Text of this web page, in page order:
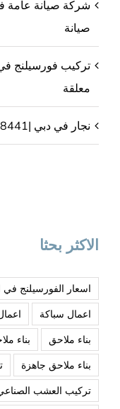
صيانة
معلقة
نجار في دبي |0503418441| نجار رخيص في دبي
الاكثر بحثا
اسعار الفورسيلنج في
اعمال سباكة
بناء ملاحق
بناء
بناء ملاحق جاهزة
تركيب العشب